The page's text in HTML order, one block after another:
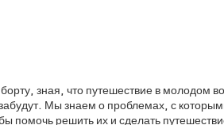
зная, что путешествие в молодом
Мы знаем о проблемах, с
помочь решить их и сделать